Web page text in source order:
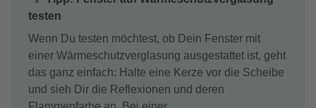
testen
Wenn Du testen möchtest, ob Dein Fenster mit
einer Wärmeschutzverglasung ausgestattet ist, geht
das ganz einfach: Halte eine Kerze vor die Scheibe
und sieh Dir die Reflexionen und deren